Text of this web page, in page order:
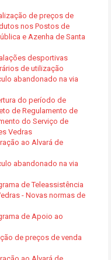
de preços de
nos Postos de
e Azenha de Santa
desportivas
de utilização
abandonado na via
do período de
de Regulamento de
do Serviço de
Vedras
ao Alvará de
abandonado na via
de Teleassistência
- Novas normas de
de Apoio ao
de preços de venda